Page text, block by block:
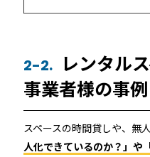
2-2. レンタル
事業者様の事例
スペースの時間貸しや、無
人化できているのか？」や